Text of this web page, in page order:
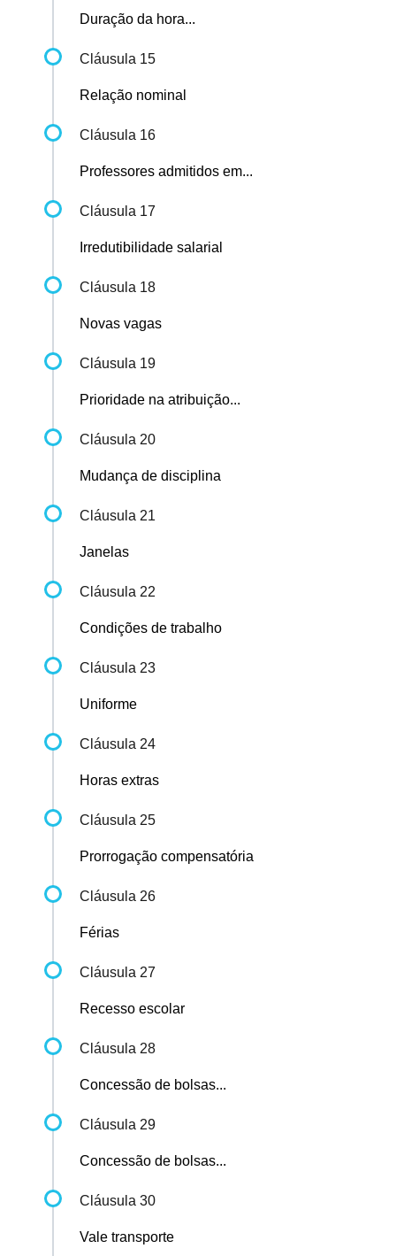
Duração da hora...
Cláusula 15
Relação nominal
Cláusula 16
Professores admitidos em...
Cláusula 17
Irredutibilidade salarial
Cláusula 18
Novas vagas
Cláusula 19
Prioridade na atribuição...
Cláusula 20
Mudança de disciplina
Cláusula 21
Janelas
Cláusula 22
Condições de trabalho
Cláusula 23
Uniforme
Cláusula 24
Horas extras
Cláusula 25
Prorrogação compensatória
Cláusula 26
Férias
Cláusula 27
Recesso escolar
Cláusula 28
Concessão de bolsas...
Cláusula 29
Concessão de bolsas...
Cláusula 30
Vale transporte